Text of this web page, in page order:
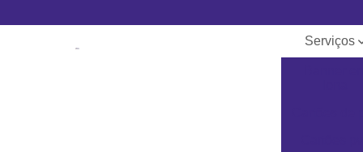
Serviços